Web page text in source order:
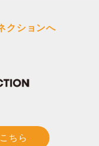
クションへ
ちら